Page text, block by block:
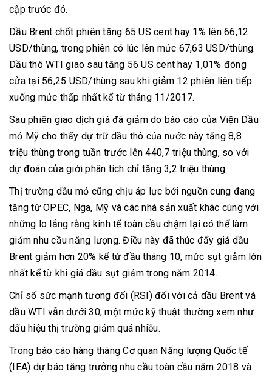
cập trước đó.
Dầu Brent chốt phiên tăng 65 US cent hay 1% lên 66,12
USD/thùng, trong phiên có lúc lên mức 67,63 USD/thùng.
Dầu thô WTI giao sau tăng 56 US cent hay 1,01% đóng
cửa tại 56,25 USD/thùng sau khi giảm 12 phiên liên tiếp
xuống mức thấp nhất kể từ tháng 11/2017.
Sau phiên giao dịch giá đã giảm do báo cáo của Viện Dầu
mỏ Mỹ cho thấy dự trữ dầu thô của nước này tăng 8,8
triệu thùng trong tuần trước lên 440,7 triệu thùng, so với
dự đoán của giới phân tích chỉ tăng 3,2 triệu thùng.
Thị trường dầu mỏ cũng chịu áp lực bởi nguồn cung đang
tăng từ OPEC, Nga, Mỹ và các nhà sản xuất khác cùng với
những lo lắng rằng kinh tế toàn cầu chậm lại có thể làm
giảm nhu cầu năng lượng. Điều này đã thúc đẩy giá dầu
Brent giảm hơn 20% kể từ đầu tháng 10, mức sụt giảm lớn
nhất kể từ khi giá dầu sụt giảm trong năm 2014.
Chỉ số sức mạnh tương đối (RSI) đối với cả dầu Brent và
dầu WTI vẫn dưới 30, một mức kỹ thuật thường xem như
dấu hiệu thị trường giảm quá nhiều.
Trong báo cáo hàng tháng Cơ quan Năng lượng Quốc tế
(IEA) dự báo tăng trưởng nhu cầu toàn cầu năm 2018 và